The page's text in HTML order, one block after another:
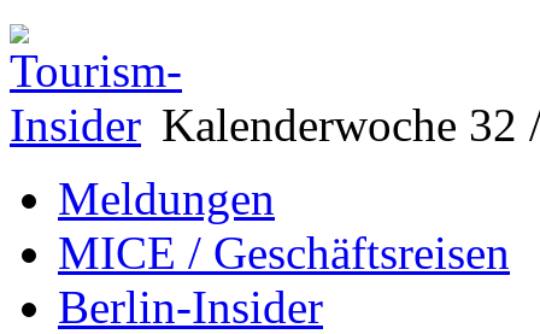
Kalenderwoche 32
Meldungen
MICE / Geschäftsreisen
Berlin-Insider